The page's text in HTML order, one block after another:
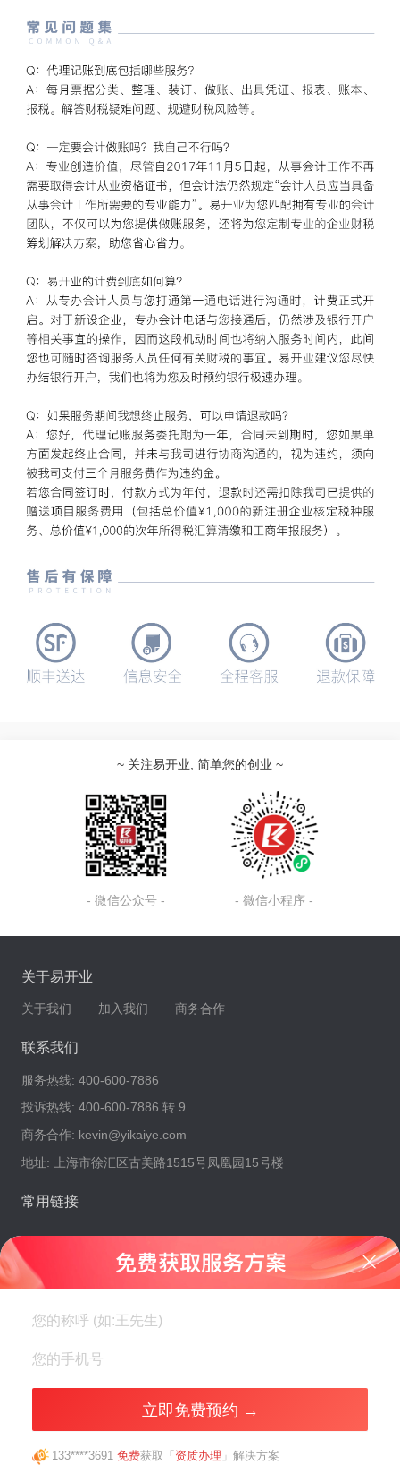
免费获取服务方案
立即免费预约 →
133****3691 免费获取「 资质办理 」解决方案
~ 关注易开业, 简单您的创业 ~
- 微信公众号 - - 微信小程序 -
关于易开业
关于我们 加入我们 商务合作
联系我们
服务热线: 400-600-7886
投诉热线: 400-600-7886 转 9
商务合作: kevin@yikaiye.com
地址: 上海市徐汇区古美路1515号凤凰园15号楼
常用链接
移民项目
危化品许可证
医疗器械许可证
ODI投资备案
Copyright © 2015-2025 All Rights Reserved